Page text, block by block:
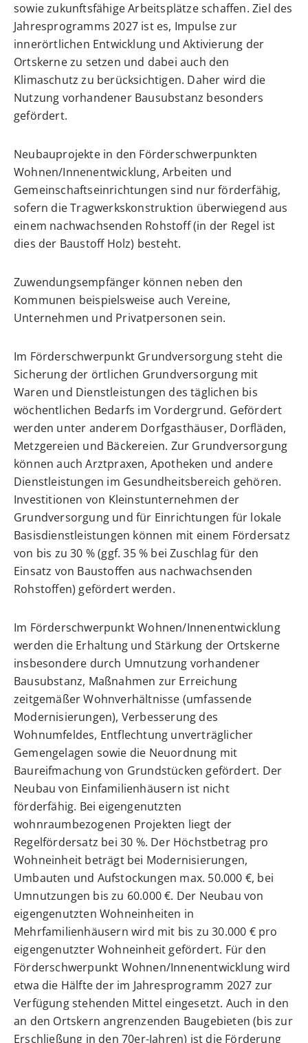
sowie zukunftsfähige Arbeitsplätze schaffen. Ziel des
Jahresprogramms 2027 ist es, Impulse zur
innerörtlichen Entwicklung und Aktivierung der
Ortskerne zu setzen und dabei auch den
Klimaschutz zu berücksichtigen. Daher wird die
Nutzung vorhandener Bausubstanz besonders
gefördert.
Neubauprojekte in den Förderschwerpunkten
Wohnen/Innenentwicklung, Arbeiten und
Gemeinschaftseinrichtungen sind nur förderfähig,
sofern die Tragwerkskonstruktion überwiegend aus
einem nachwachsenden Rohstoff (in der Regel ist
dies der Baustoff Holz) besteht.
Zuwendungsempfänger können neben den
Kommunen beispielsweise auch Vereine,
Unternehmen und Privatpersonen sein.
Im Förderschwerpunkt Grundversorgung steht die
Sicherung der örtlichen Grundversorgung mit
Waren und Dienstleistungen des täglichen bis
wöchentlichen Bedarfs im Vordergrund. Gefördert
werden unter anderem Dorfgasthäuser, Dorfläden,
Metzgereien und Bäckereien. Zur Grundversorgung
können auch Arztpraxen, Apotheken und andere
Dienstleistungen im Gesundheitsbereich gehören.
Investitionen von Kleinstunternehmen der
Grundversorgung und für Einrichtungen für lokale
Basisdienstleistungen können mit einem Fördersatz
von bis zu 30 % (ggf. 35 % bei Zuschlag für den
Einsatz von Baustoffen aus nachwachsenden
Rohstoffen) gefördert werden.
Im Förderschwerpunkt Wohnen/Innenentwicklung
werden die Erhaltung und Stärkung der Ortskerne
insbesondere durch Umnutzung vorhandener
Bausubstanz, Maßnahmen zur Erreichung
zeitgemäßer Wohnverhältnisse (umfassende
Modernisierungen), Verbesserung des
Wohnumfeldes, Entflechtung unverträglicher
Gemengelagen sowie die Neuordnung mit
Baureifmachung von Grundstücken gefördert. Der
Neubau von Einfamilienhäusern ist nicht
förderfähig. Bei eigengenutzten
wohnraumbezogenen Projekten liegt der
Regelfördersatz bei 30 %. Der Höchstbetrag pro
Wohneinheit beträgt bei Modernisierungen,
Umbauten und Aufstockungen max. 50.000 €, bei
Umnutzungen bis zu 60.000 €. Der Neubau von
eigengenutzten Wohneinheiten in
Mehrfamilienhäusern wird mit bis zu 30.000 € pro
eigengenutzter Wohneinheit gefördert. Für den
Förderschwerpunkt Wohnen/Innenentwicklung wird
etwa die Hälfte der im Jahresprogramm 2027 zur
Verfügung stehenden Mittel eingesetzt. Auch in den
an den Ortskern angrenzenden Baugebieten (bis zur
Erschließung in den 70er-Jahren) ist die Förderung